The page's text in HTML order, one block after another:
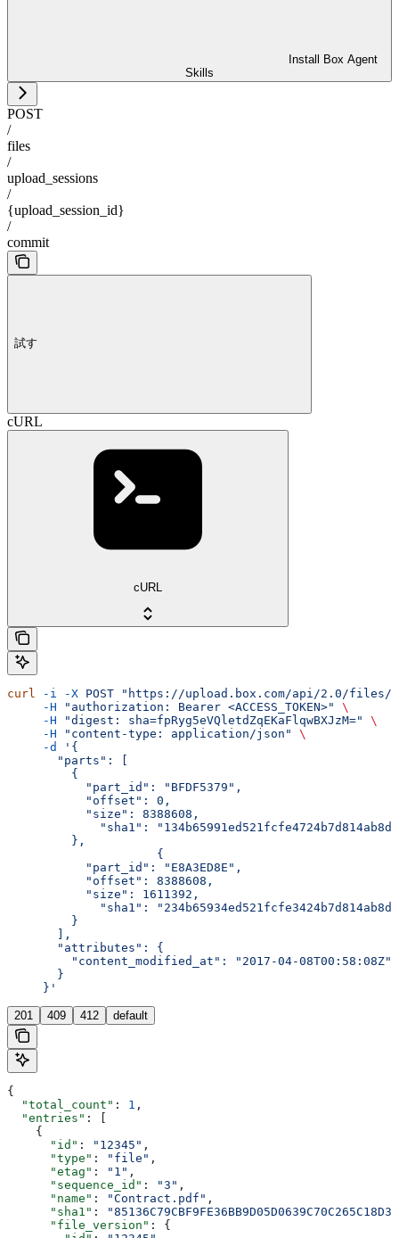
Install Box Agent
Skills
POST
/
files
/
upload_sessions
/
{upload_session_id}
/
commit
試す
cURL
cURL
curl -i -X POST "https://upload.box.com/api/2.0/files/
     -H
"authorization: Bearer <ACCESS_TOKEN>"
\
     -H
"digest: sha=fpRyg5eVQletdZqEKaFlqwBXJzM="
\
     -H
"content-type: application/json"
\
     -d
'{
       "parts": [
         {
           "part_id": "BFDF5379",
           "offset": 0,
           "size": 8388608,
"sha1":
         },
		     {
           "part_id": "E8A3ED8E",
           "offset": 8388608,
           "size": 1611392,
"sha1":
         }
       ],
       "attributes": {
         "content_modified_at": "2017-04-08T00:58:08Z"
       }
     }'
201 409 412 default
{
  "total_count"
: 1 ,
  "entries"
: [
    {
      "id"
: "12345" ,
      "type"
: "file" ,
      "etag"
: "1" ,
      "sequence_id"
: "3" ,
      "name"
: "Contract.pdf" ,
      "sha1"
:
      "file_version"
: {